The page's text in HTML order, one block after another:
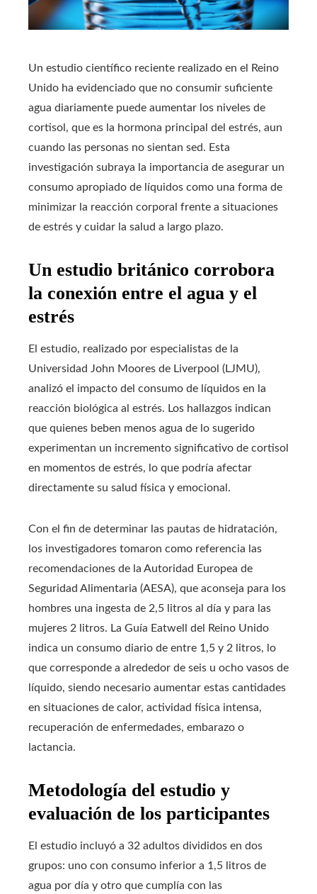
Un estudio científico reciente realizado en el Reino
Unido ha evidenciado que no consumir suficiente
agua diariamente puede aumentar los niveles de
cortisol, que es la hormona principal del estrés, aun
cuando las personas no sientan sed. Esta
investigación subraya la importancia de asegurar un
consumo apropiado de líquidos como una forma de
minimizar la reacción corporal frente a situaciones
de estrés y cuidar la salud a largo plazo.
Un estudio británico corrobora
la conexión entre el agua y el
estrés
El estudio, realizado por especialistas de la
Universidad John Moores de Liverpool (LJMU),
analizó el impacto del consumo de líquidos en la
reacción biológica al estrés. Los hallazgos indican
que quienes beben menos agua de lo sugerido
experimentan un incremento significativo de cortisol
en momentos de estrés, lo que podría afectar
directamente su salud física y emocional.
Con el fin de determinar las pautas de hidratación,
los investigadores tomaron como referencia las
recomendaciones de la Autoridad Europea de
Seguridad Alimentaria (AESA), que aconseja para los
hombres una ingesta de 2,5 litros al día y para las
mujeres 2 litros. La Guía Eatwell del Reino Unido
indica un consumo diario de entre 1,5 y 2 litros, lo
que corresponde a alrededor de seis u ocho vasos de
líquido, siendo necesario aumentar estas cantidades
en situaciones de calor, actividad física intensa,
recuperación de enfermedades, embarazo o
lactancia.
Metodología del estudio y
evaluación de los participantes
El estudio incluyó a 32 adultos divididos en dos
grupos: uno con consumo inferior a 1,5 litros de
agua por día y otro que cumplía con las